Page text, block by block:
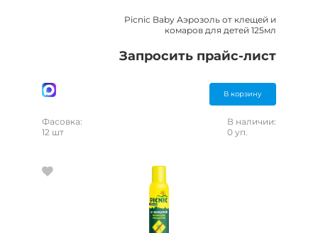
Picnic Baby Аэрозоль от клещей и
комаров для детей 125мл
Запросить прайс-лист
В корзину
Фасовка:
12 шт
В наличии:
0 уп.